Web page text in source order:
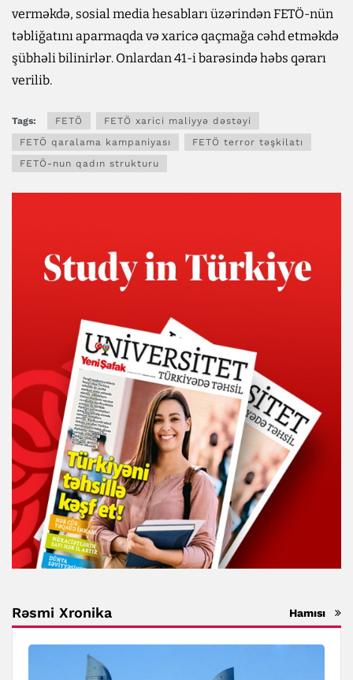
verməkdə, sosial media hesabları üzərindən FETÖ-nün
təbliğatını aparmaqda və xaricə qaçmağa cəhd etməkdə
şübhəli bilinirlər. Onlardan 41-i barəsində həbs qərarı
verilib.
Tags: FETÖ
FETÖ xarici maliyyə dəstəyi
FETÖ qaralama kampaniyası
FETÖ terror təşkilatı
FETÖ-nun qadın strukturu
Rəsmi Xronika Hamısı